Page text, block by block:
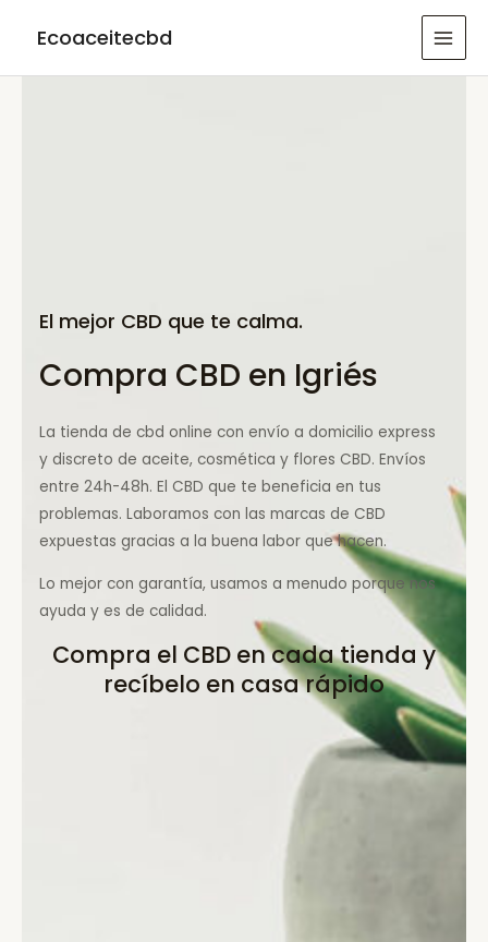
Ecoaceitecbd
El mejor CBD que te calma.
Compra CBD en Igriés
La tienda de cbd online con envío a domicilio express
y discreto de aceite, cosmética y flores CBD. Envíos
entre 24h-48h. El CBD que te beneficia en tus
problemas. Laboramos con las marcas de CBD
expuestas gracias a la buena labor que hacen.
Lo mejor con garantía, usamos a menudo porque nos
ayuda y es de calidad.
Compra el CBD en cada tienda y
recíbelo en casa rápido